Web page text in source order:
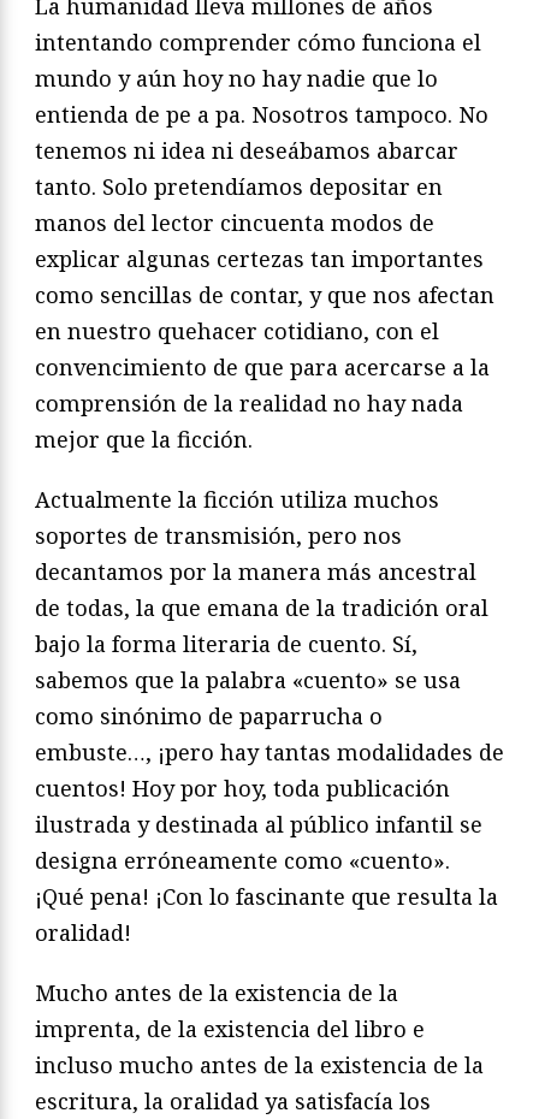
La humanidad lleva millones de años
intentando comprender cómo funciona el
mundo y aún hoy no hay nadie que lo
entienda de pe a pa. Nosotros tampoco. No
tenemos ni idea ni deseábamos abarcar
tanto. Solo pretendíamos depositar en
manos del lector cincuenta modos de
explicar algunas certezas tan importantes
como sencillas de contar, y que nos afectan
en nuestro quehacer cotidiano, con el
convencimiento de que para acercarse a la
comprensión de la realidad no hay nada
mejor que la ficción.
Actualmente la ficción utiliza muchos
soportes de transmisión, pero nos
decantamos por la manera más ancestral
de todas, la que emana de la tradición oral
bajo la forma literaria de cuento. Sí,
sabemos que la palabra «cuento» se usa
como sinónimo de paparrucha o
embuste…, ¡pero hay tantas modalidades de
cuentos! Hoy por hoy, toda publicación
ilustrada y destinada al público infantil se
designa erróneamente como «cuento».
¡Qué pena! ¡Con lo fascinante que resulta la
oralidad!
Mucho antes de la existencia de la
imprenta, de la existencia del libro e
incluso mucho antes de la existencia de la
escritura, la oralidad ya satisfacía los